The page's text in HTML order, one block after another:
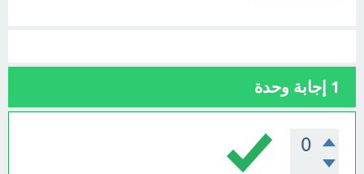
1 إجابة وحدة
0